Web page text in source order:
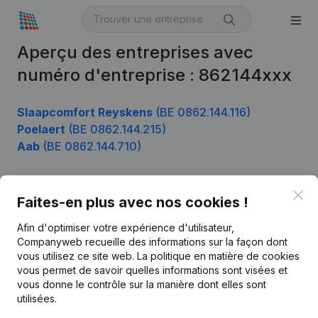
Aperçu des entreprises avec
numéro d'entreprise : 862144xxx
Slaapcomfort Reyskens (BE 0862.144.116)
Poelaert (BE 0862.144.215)
Aab (BE 0862.144.710)
Faites-en plus avec nos cookies !
Afin d'optimiser votre expérience d'utilisateur,
Companyweb recueille des informations sur la façon dont
vous utilisez ce site web. La politique en matière de cookies
vous permet de savoir quelles informations sont visées et
vous donne le contrôle sur la manière dont elles sont
utilisées.
Français
Kantorenpark Everest
Produit
Informations d’entreprise
Monitoring
Recherche internationale